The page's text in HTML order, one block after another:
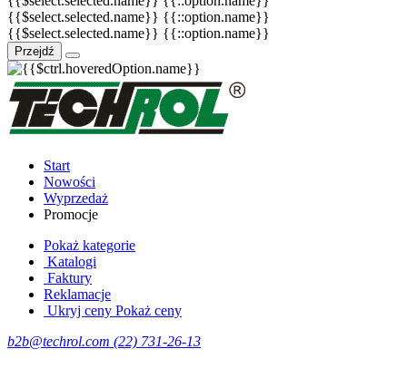
{{$select.selected.name}} {{::option.name}}
{{$select.selected.name}} {{::option.name}}
Przejdź
Start
Nowości
Wyprzedaż
Promocje
Pokaż kategorie
Katalogi
Faktury
Reklamacje
Ukryj ceny Pokaż ceny
b2b@techrol.com (22) 731-26-13